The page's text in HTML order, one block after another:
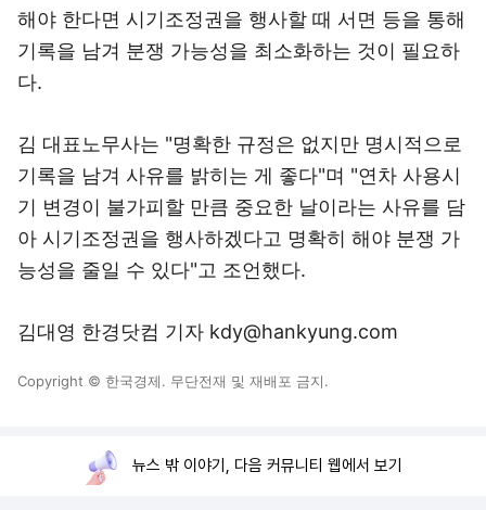
해야 한다면 시기조정권을 행사할 때 서면 등을 통해
기록을 남겨 분쟁 가능성을 최소화하는 것이 필요하
다.
김 대표노무사는 "명확한 규정은 없지만 명시적으로
기록을 남겨 사유를 밝히는 게 좋다"며 "연차 사용시
기 변경이 불가피할 만큼 중요한 날이라는 사유를 담
아 시기조정권을 행사하겠다고 명확히 해야 분쟁 가
능성을 줄일 수 있다"고 조언했다.
김대영 한경닷컴 기자 kdy@hankyung.com
Copyright © 한국경제. 무단전재 및 재배포 금지.
뉴스 밖 이야기, 다음 커뮤니티 웹에서 보기